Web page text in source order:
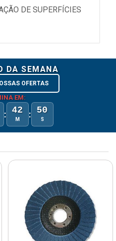
DE SUPERFÍCIES
DA SEMANA
OFERTAS
EM:
: 42
M : 50
S